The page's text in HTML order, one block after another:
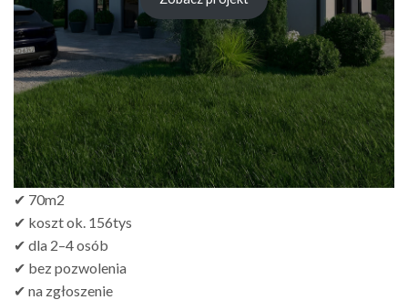
✔ 70m2
✔ koszt ok. 156tys
✔ dla 2–4 osób
✔ bez pozwolenia
✔ na zgłoszenie